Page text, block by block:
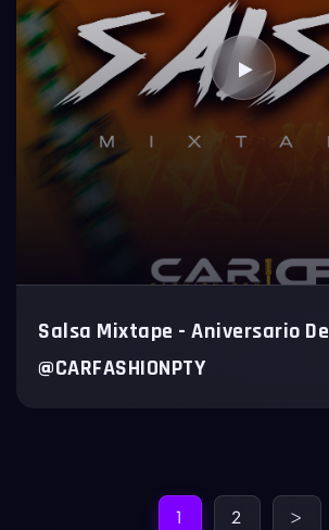
Salsa Mixtape - Aniversario De
@CARFASHIONPTY
1 2 >